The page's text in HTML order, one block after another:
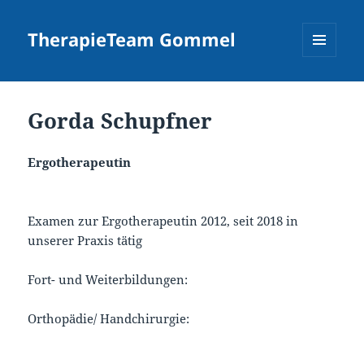
TherapieTeam Gommel
Gorda Schupfner
Ergotherapeutin
Examen zur Ergotherapeutin 2012, seit 2018 in
unserer Praxis tätig
Fort- und Weiterbildungen:
Orthopädie/ Handchirurgie: